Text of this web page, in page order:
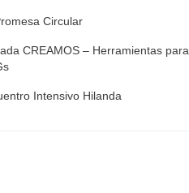
Circular
CREAMOS – Herramientas para
Intensivo Hilanda